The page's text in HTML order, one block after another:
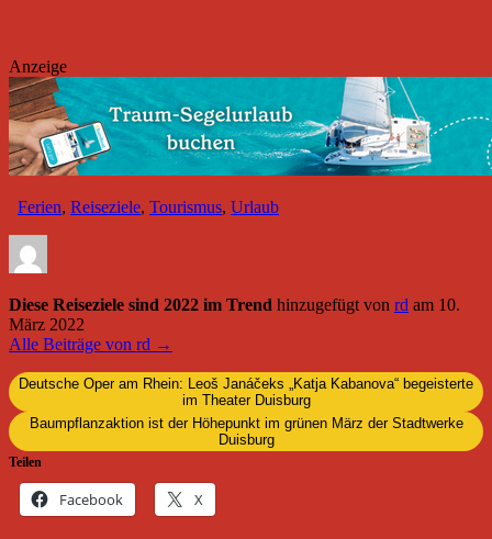
Anzeige
Ferien, Reiseziele, Tourismus, Urlaub
Diese Reiseziele sind 2022 im Trend hinzugefügt von rd am 10.
März 2022
Alle Beiträge von rd →
Deutsche Oper am Rhein: Leoš Janáčeks „Katja Kabanova“ begeisterte
im Theater Duisburg
Baumpflanzaktion ist der Höhepunkt im grünen März der Stadtwerke
Duisburg
Teilen
Facebook X